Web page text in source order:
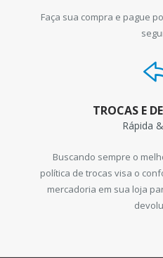
Faça sua compra e pague
TROCAS E
Rápida
Buscando sempre o
política de trocas visa o
mercadoria em sua loja